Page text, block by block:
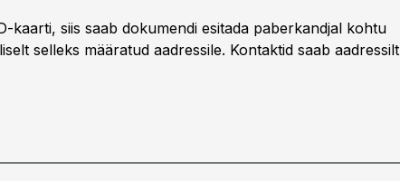
kaarti, siis saab dokumendi esitada paberkandjal kohtu
selleks määratud aadressile. Kontaktid saab aadressilt